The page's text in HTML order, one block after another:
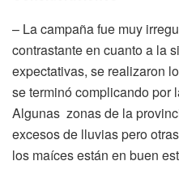
– La campaña fue muy
contrastante en cuanto a la
expectativas, se realizaron
se terminó complicando por
Algunas zonas de la
excesos de lluvias pero
los maíces están en buen